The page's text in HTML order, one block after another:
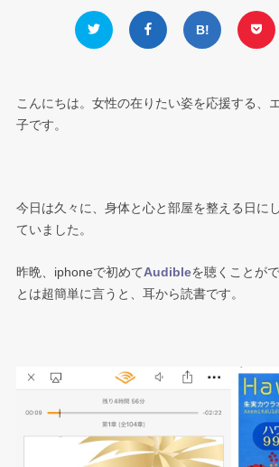
こんにちは。女性の在りたい姿を応援する、
子です。
今日は久々に、身体と心と部屋を整える日に
ていました。
昨晩、iphoneで初めてAudibleを聴くことが
とは超簡単に言うと、耳から読書です。